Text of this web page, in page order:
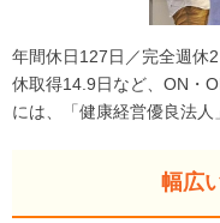
年間休日127日／完全週休
休取得14.9日など、ON・
には、「健康経営優良法人
幅広